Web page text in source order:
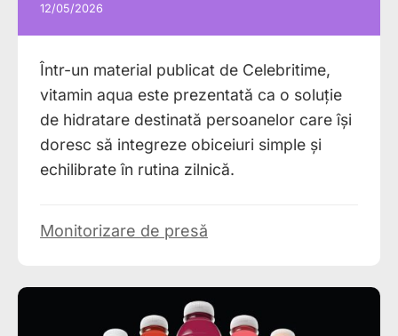
12/05/2026
Într-un material publicat de Celebritime,
vitamin aqua este prezentată ca o soluție
de hidratare destinată persoanelor care își
doresc să integreze obiceiuri simple și
echilibrate în rutina zilnică.
Monitorizare de presă